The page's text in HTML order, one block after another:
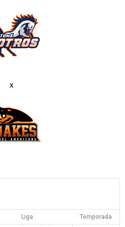
x
Liga Temporada